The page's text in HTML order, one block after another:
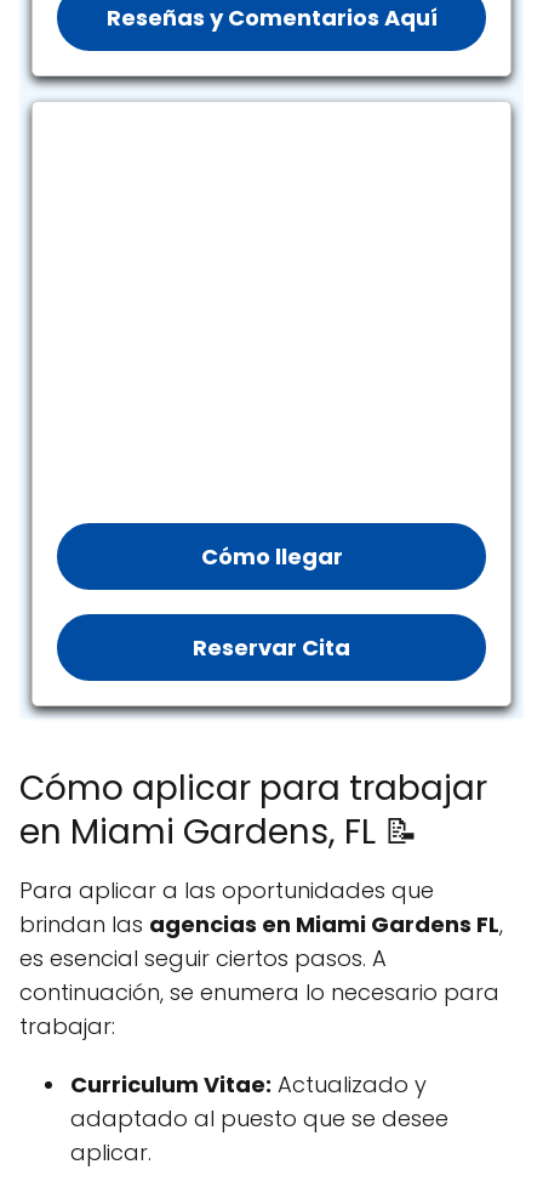
Reseñas y Comentarios Aquí
Cómo llegar
Reservar Cita
Cómo aplicar para trabajar
en Miami Gardens, FL 📝
Para aplicar a las oportunidades que
brindan las agencias en Miami Gardens FL,
es esencial seguir ciertos pasos. A
continuación, se enumera lo necesario para
trabajar:
Curriculum Vitae: Actualizado y
adaptado al puesto que se desee
aplicar.